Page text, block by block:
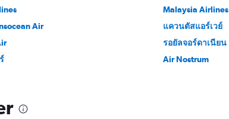
Malaysia Airlines
Air
แควนตัสแอร์เวย์
รอยัลจอร์ดาเนียน
Air Nostrum